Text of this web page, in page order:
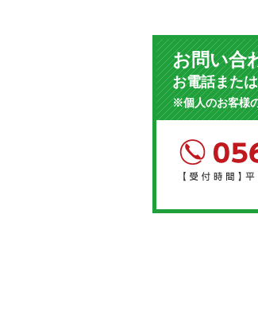
お問い合
お電話また
※個人のお客様